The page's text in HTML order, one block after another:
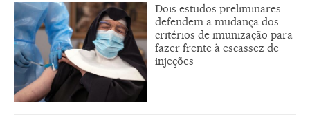
Dois estudos preliminares
defendem a mudança dos
critérios de imunização para
fazer frente à escassez de
injeções